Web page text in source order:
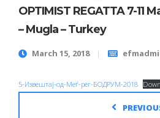
OPTIMIST REGATTA 7-11
– Mugla – Turkey
March 15, 2018
5-Извештај-од-Меѓ-рег-БОДРУМ-2018